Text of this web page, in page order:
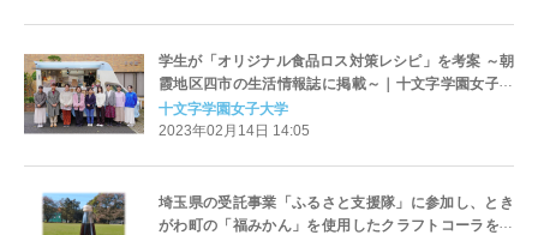
学生が「オリジナル食品ロス対策レシピ」を考案 ～朝
霞地区四市の生活情報誌に掲載～｜十文字学園女子大
学
十文字学園女子大学
2023年02月14日 14:05
埼玉県の受託事業「ふるさと支援隊」に参加し、とき
がわ町の「福みかん」を使用したクラフトコーラを開